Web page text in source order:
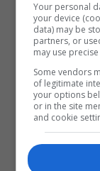
Your personal
your device
data) may be
partners, or
may use
Some vendors
of legitimate
your options
or in the site
and cookie